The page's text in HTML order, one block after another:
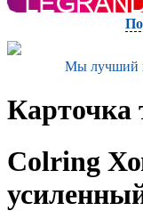
Мы лучший
Карточка
Colring